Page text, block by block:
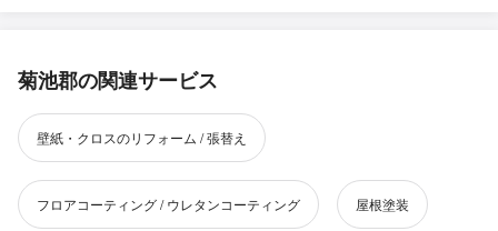
菊池郡の関連サービス
壁紙・クロスのリフォーム / 張替え
フロアコーティング / ウレタンコーティング 屋根塗装